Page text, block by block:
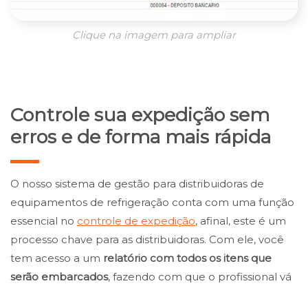
Clique na imagem para ampliar
Controle sua expedição sem
erros e de forma mais rápida
O nosso sistema de gestão para distribuidoras de
equipamentos de refrigeração conta com uma função
essencial no controle de expedição, afinal, este é um
processo chave para as distribuidoras. Com ele, você
tem acesso a um relatório com todos os itens que
serão embarcados, fazendo com que o profissional vá